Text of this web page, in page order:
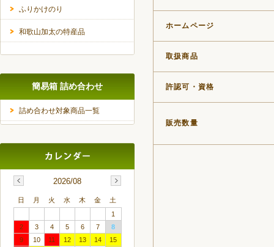
ホームページ
取扱商品
許認可・資格
販売数量
ふりかけのり
和歌山加太の特産品
簡易箱 詰め合わせ
詰め合わせ対象商品一覧
2026/08
日 月 火 水 木 金
土
1
2
3 4 5 6 7
8
9
10 11 12 13 14
15